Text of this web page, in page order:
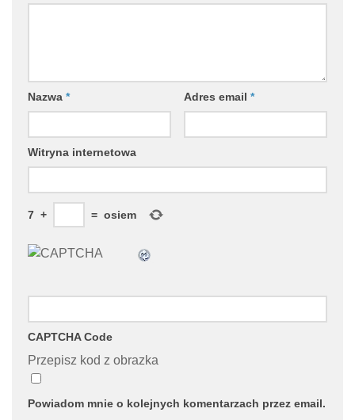
Nazwa * Adres email *
Witryna internetowa
7 + = osiem
CAPTCHA Code
Przepisz kod z obrazka
Powiadom mnie o kolejnych komentarzach przez email.